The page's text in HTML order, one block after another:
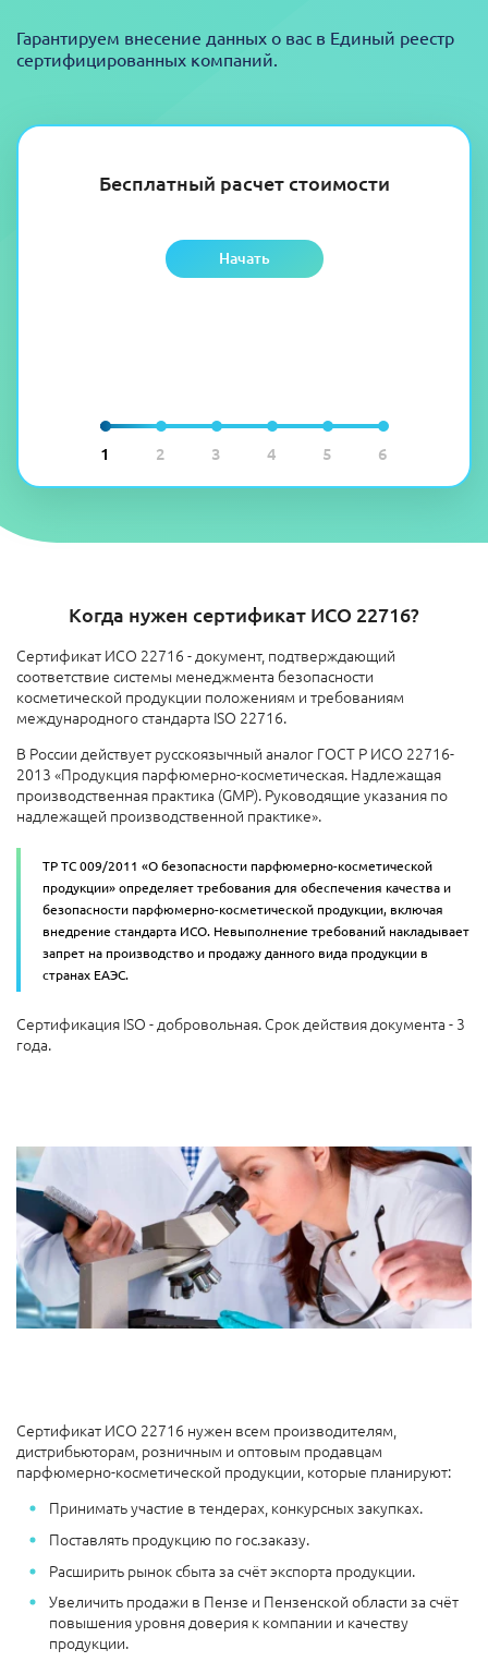
1 2 3 4 5 6
Бесплатный расчет стоимости
Начать
Гарантируем внесение данных о вас в Единый реестр
сертифицированных компаний.
Когда нужен сертификат ИСО 22716?
Сертификат ИСО 22716 - документ, подтверждающий
соответствие системы менеджмента безопасности
косметической продукции положениям и требованиям
международного стандарта ISO 22716.
В России действует русскоязычный аналог ГОСТ Р ИСО 22716-
2013 «Продукция парфюмерно-косметическая. Надлежащая
производственная практика (GMP). Руководящие указания по
надлежащей производственной практике».
ТР ТС 009/2011 «О безопасности парфюмерно-косметической
продукции» определяет требования для обеспечения качества и
безопасности парфюмерно-косметической продукции, включая
внедрение стандарта ИСО. Невыполнение требований накладывает
запрет на производство и продажу данного вида продукции в
странах ЕАЭС.
Сертификация ISO - добровольная. Срок действия документа - 3
года.
Сертификат ИСО 22716 нужен всем производителям,
дистрибьюторам, розничным и оптовым продавцам
парфюмерно-косметической продукции, которые планируют:
Принимать участие в тендерах, конкурсных закупках.
Поставлять продукцию по гос.заказу.
Расширить рынок сбыта за счёт экспорта продукции.
Увеличить продажи в Пензе и Пензенской области за счёт
повышения уровня доверия к компании и качеству
продукции.